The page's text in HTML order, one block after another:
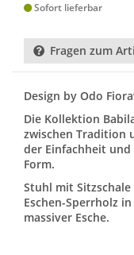
Sofort lieferbar
Fragen zum
Design by Odo
Die Kollektion
zwischen Tradition
der Einfachheit
Form.
Stuhl mit
Eschen-Sperrholz
massiver Esche.